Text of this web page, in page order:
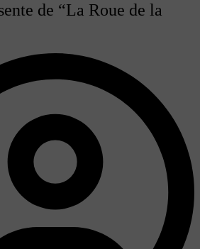
de “La Roue de la